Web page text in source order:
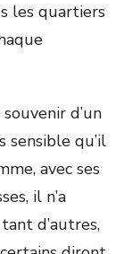
les quartiers
d’un
sensible qu’il
avec ses
il n’a
d’autres,